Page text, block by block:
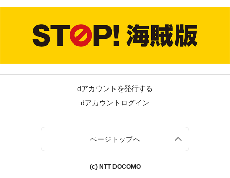
dアカウントを発行する
dアカウントログイン
ページトップへ
(c) NTT DOCOMO